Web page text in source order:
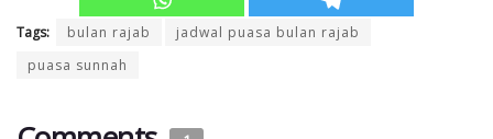
Tags: bulan rajab
jadwal puasa bulan rajab
puasa sunnah